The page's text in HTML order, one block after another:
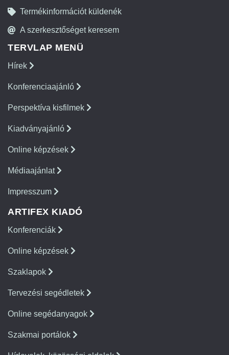
Termékinformációt küldenék
A szerkesztőséget keresem
TERVLAP MENÜ
Hírek
Konferenciaajánló
Perspektíva kisfilmek
Kiadványajánló
Online képzések
Médiaajánlat
Impresszum
ARTIFEX KIADÓ
Konferenciák
Online képzések
Szaklapok
Tervezési segédletek
Online segédanyagok
Szakmai portálok